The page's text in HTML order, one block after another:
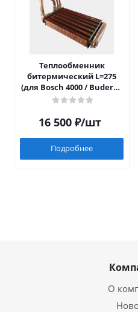
Теплообменник
битермический L=275
(для Bosch 4000 / Buderus
042)
16 500₽/шт
Подробнее
О